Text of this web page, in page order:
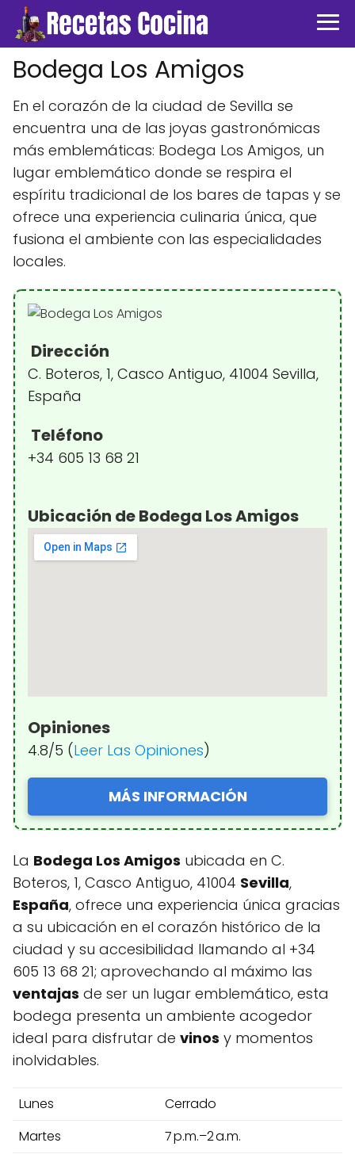
Bodega Los Amigos
En el corazón de la ciudad de Sevilla se
encuentra una de las joyas gastronómicas
más emblemáticas: Bodega Los Amigos, un
lugar emblemático donde se respira el
espíritu tradicional de los bares de tapas y se
ofrece una experiencia culinaria única, que
fusiona el ambiente con las especialidades
locales.
Dirección
C. Boteros, 1, Casco Antiguo, 41004 Sevilla,
España
Teléfono
+34 605 13 68 21
Ubicación de Bodega Los Amigos
Opiniones
4.8/5 (Leer Las Opiniones)
MÁS INFORMACIÓN
La Bodega Los Amigos ubicada en C.
Boteros, 1, Casco Antiguo, 41004 Sevilla,
España, ofrece una experiencia única gracias
a su ubicación en el corazón histórico de la
ciudad y su accesibilidad llamando al +34
605 13 68 21; aprovechando al máximo las
ventajas de ser un lugar emblemático, esta
bodega presenta un ambiente acogedor
ideal para disfrutar de vinos y momentos
inolvidables.
Lunes
Cerrado
Martes
7 p.m.–2 a.m.